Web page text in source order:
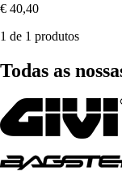
€ 40,40
1 de 1 produtos
Todas as